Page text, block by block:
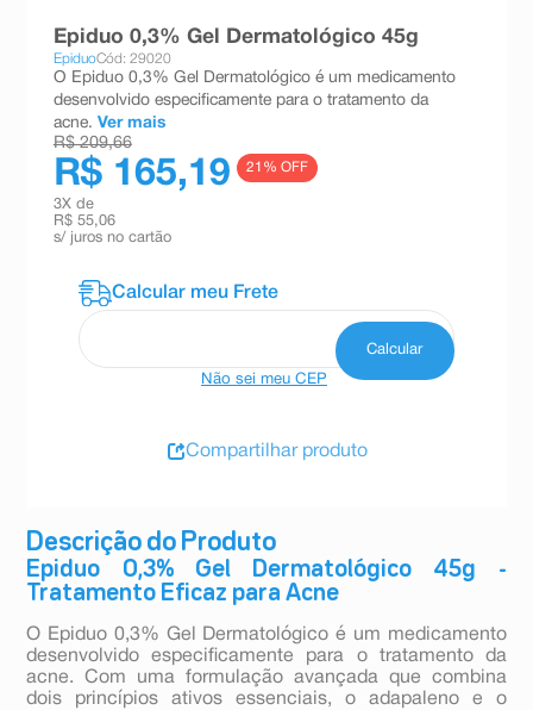
Descrição do Produto
Epiduo 0,3% Gel Dermatológico 45g -
Tratamento Eficaz para Acne
O Epiduo 0,3% Gel Dermatológico é um medicamento
desenvolvido especificamente para o tratamento da
acne. Com uma formulação avançada que combina
dois princípios ativos essenciais, o adapaleno e o
Epiduo 0,3% Gel Dermatológico 45g
EpiduoCód: 29020
O Epiduo 0,3% Gel Dermatológico é um medicamento
desenvolvido especificamente para o tratamento da
acne. Ver mais
R$ 209,66
R$ 165,19 21 % OFF
3X de
R$ 55,06
s/ juros no cartão
Não sei meu CEP
Compartilhar produto
teste gravidez
absorvente
10ºshampoo